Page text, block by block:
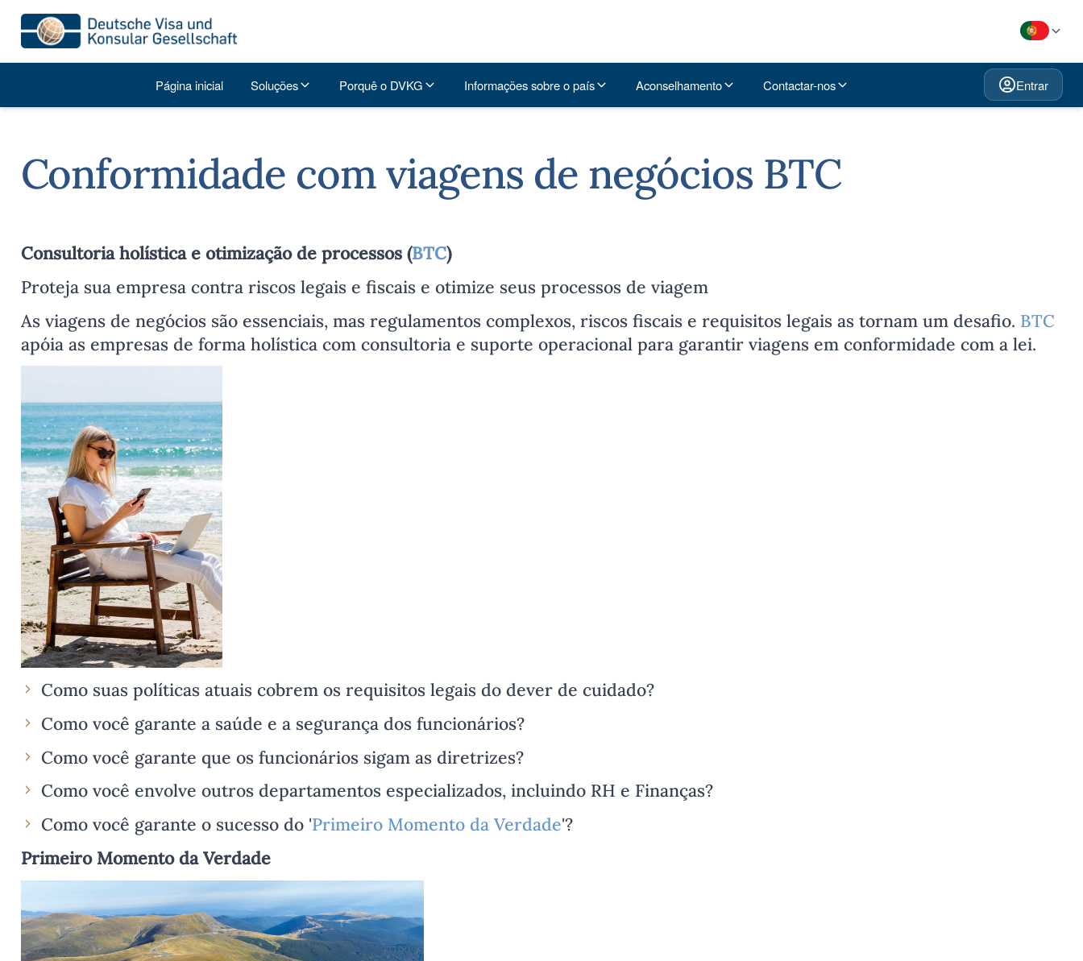
Página inicial Soluções Porquê o DVKG Informações sobre o país Aconselhamento Contactar-nos Entrar
Conformidade com viagens de negócios BTC
Consultoria holística e otimização de processos (BTC)
Proteja sua empresa contra riscos legais e fiscais e otimize seus processos de viagem
As viagens de negócios são essenciais, mas regulamentos complexos, riscos fiscais e requisitos legais as tornam um desafio. BTC
apóia as empresas de forma holística com consultoria e suporte operacional para garantir viagens em conformidade com a lei.
Como suas políticas atuais cobrem os requisitos legais do dever de cuidado?
Como você garante a saúde e a segurança dos funcionários?
Como você garante que os funcionários sigam as diretrizes?
Como você envolve outros departamentos especializados, incluindo RH e Finanças?
Como você garante o sucesso do 'Primeiro Momento da Verdade'?
Primeiro Momento da Verdade